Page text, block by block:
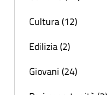
Cultura (12)
Edilizia (2)
Giovani (24)